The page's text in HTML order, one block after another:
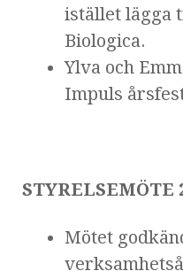
istället lägga
Biologica.
Ylva och
Impuls
STYRELSEMÖTE
Mötet